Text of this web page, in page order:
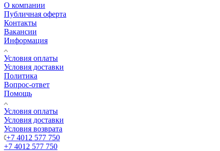
О компании
Публичная оферта
Контакты
Вакансии
Информация
Условия оплаты
Условия доставки
Политика
Вопрос-ответ
Помощь
Условия оплаты
Условия доставки
Условия возврата
+7 4012 577 750
+7 4012 577 750